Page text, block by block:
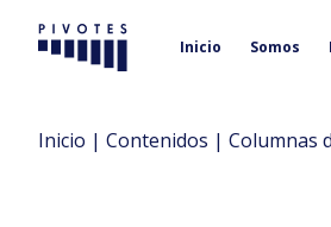
Pivotes Inicio Somos
Inicio | Contenidos | Columnas